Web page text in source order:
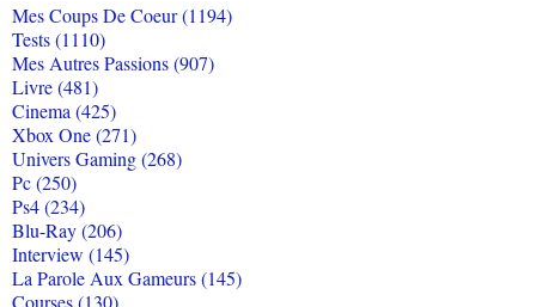
Mes Coups De Coeur (1194)
Tests (1110)
Mes Autres Passions (907)
Livre (481)
Cinema (425)
Xbox One (271)
Univers Gaming (268)
Pc (250)
Ps4 (234)
Blu-Ray (206)
Interview (145)
La Parole Aux Gameurs (145)
Courses (130)